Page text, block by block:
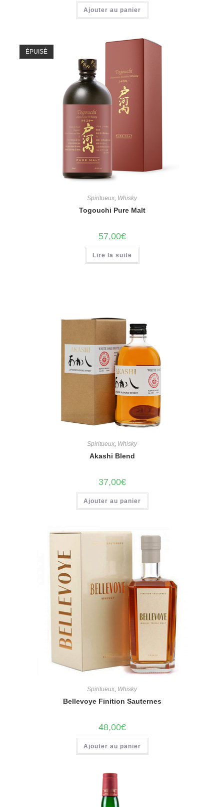
Ajouter au panier
ÉPUISÉ
Spiritueux, Whisky
Togouchi Pure Malt
57,00€
Lire la suite
Spiritueux Whisky
Akashi Blend
37,00€
Ajouter au panier
Spiritueux, Whisky
Bellevoye Finition Sauternes
48,00€
Ajouter au panier